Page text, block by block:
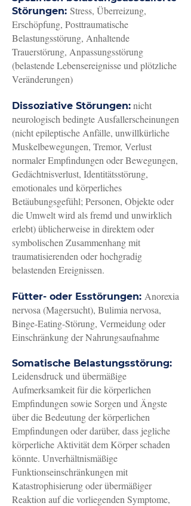
Störungen: Stress, Überreizung,
Erschöpfung, Posttraumatische
Belastungsstörung, Anhaltende
Trauerstörung, Anpassungsstörung
(belastende Lebensereignisse und plötzliche
Veränderungen)
Dissoziative Störungen: nicht
neurologisch bedingte Ausfallerscheinungen
(nicht epileptische Anfälle, unwillkürliche
Muskelbewegungen, Tremor, Verlust
normaler Empfindungen oder Bewegungen,
Gedächtnisverlust, Identitätsstörung,
emotionales und körperliches
Betäubungsgefühl; Personen, Objekte oder
die Umwelt wird als fremd und unwirklich
erlebt) üblicherweise in direktem oder
symbolischen Zusammenhang mit
traumatisierenden oder hochgradig
belastenden Ereignissen.
Fütter- oder Esstörungen: Anorexia
nervosa (Magersucht), Bulimia nervosa,
Binge-Eating-Störung, Vermeidung oder
Einschränkung der Nahrungsaufnahme
Somatische Belastungsstörung:
Leidensdruck und übermäßige
Aufmerksamkeit für die körperlichen
Empfindungen sowie Sorgen und Ängste
über die Bedeutung der körperlichen
Empfindungen oder darüber, dass jegliche
körperliche Aktivität dem Körper schaden
könnte. Unverhältnismäßige
Funktionseinschränkungen mit
Katastrophisierung oder übermäßiger
Reaktion auf die vorliegenden Symptome,